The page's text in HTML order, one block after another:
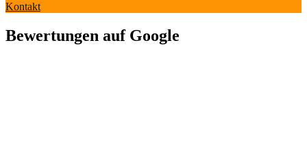
Kontakt
Bewertungen auf Google